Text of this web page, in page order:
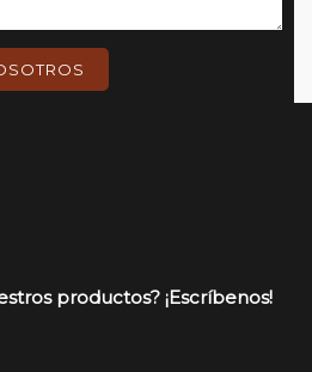
productos? ¡Escríbenos!